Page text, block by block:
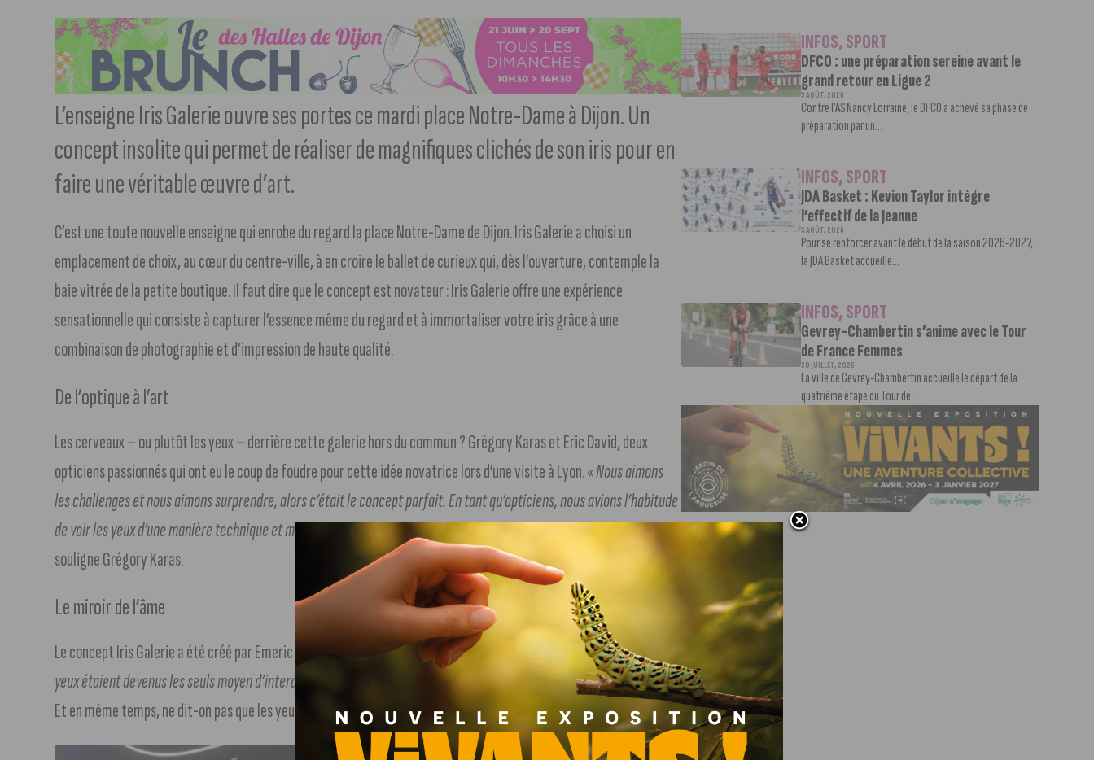
L’enseigne Iris Galerie ouvre ses portes ce mardi place Notre-Dame à Dijon. Un
concept insolite qui permet de réaliser de magnifiques clichés de son iris pour en
faire une véritable œuvre d’art.
C’est une toute nouvelle enseigne qui enrobe du regard la place Notre-Dame de Dijon. Iris Galerie a choisi un
emplacement de choix, au cœur du centre-ville, à en croire le ballet de curieux qui, dès l’ouverture, contemple la
baie vitrée de la petite boutique. Il faut dire que le concept est novateur : Iris Galerie offre une expérience
sensationnelle qui consiste à capturer l’essence même du regard et à immortaliser votre iris grâce à une
combinaison de photographie et d’impression de haute qualité.
De l’optique à l’art
Les cerveaux – ou plutôt les yeux – derrière cette galerie hors du commun ? Grégory Karas et Eric David, deux
opticiens passionnés qui ont eu le coup de foudre pour cette idée novatrice lors d’une visite à Lyon. «Nous aimons
les challenges et nous aimons surprendre, alors c’était le concept parfait. En tant qu’opticiens, nous avions l’habitude
de voir les yeux d’une manière technique et médicale. Avec Iris Galerie, l’objectif est d’en faire une œuvre d’art« ,
souligne Grégory Karas.
Le miroir de l’âme
Le concept Iris Galerie a été créé par Emeric Wehbeh pendant la crise covid-19. «
À cette époque, le regard et les
yeux étaient devenus les seuls moyen d’interagir et de faire passer des émotions sur le visage », souligne Eric David.
Et en même temps, ne dit-on pas que les yeux sont le miroir de l’âme ?
INFOS,SPORT
DFCO : une préparation sereine avant le
grand retour en Ligue 2
3 AOÛT, 2026
Contre l’AS Nancy Lorraine, le DFCO a achevé sa phase de
préparation par un...
INFOS,SPORT
JDA Basket : Kevion Taylor intègre
l’effectif de la Jeanne
3 AOÛT, 2026
Pour se renforcer avant le début de la saison 2026-2027,
la JDA Basket accueille...
INFOS,SPORT
Gevrey-Chambertin s’anime avec le Tour
de France Femmes
30 JUILLET, 2026
La ville de Gevrey-Chambertin accueille le départ de la
quatrième étape du Tour de...